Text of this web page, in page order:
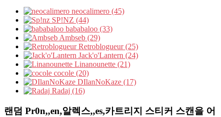
neocalimero (45)
SP!NZ (44)
bababaloo (33)
Ambseb (29)
Retroblogueur (25)
Jack'o'Lantern (24)
Linanounette (21)
cocole (20)
DIlanNoKaze (17)
Radaj (16)
랜덤 Pr0n,,en,알렉스,,es,카트리지 스티커 스캔을 어